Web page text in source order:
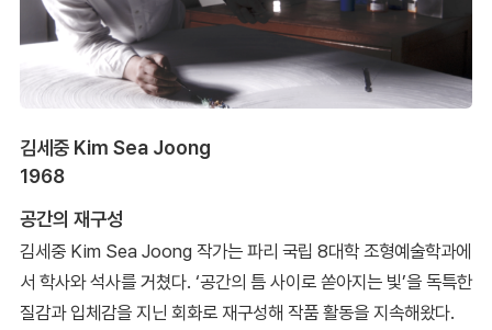
김세중 Kim Sea Joong
1968
공간의 재구성
김세중 Kim Sea Joong 작가는 파리 국립 8대학 조형예술학과에
서 학사와 석사를 거쳤다. ‘공간의 틈 사이로 쏟아지는 빛’을 독특한
질감과 입체감을 지닌 회화로 재구성해 작품 활동을 지속해왔다.